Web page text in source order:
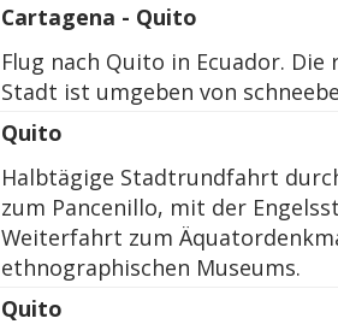
Cartagena - Quito
Flug nach Quito in Ecuador.
Stadt ist umgeben von
Quito
Halbtägige Stadtrundfahrt
zum Pancenillo, mit der
Weiterfahrt zum
ethnographischen Museums.
Quito